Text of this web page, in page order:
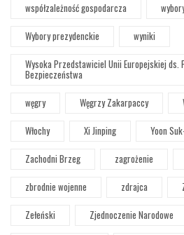
współzależność gospodarcza
Wybory prezydenckie
wyniki
Wysoka Przedstawiciel Unii Europejskiej
Bezpieczeństwa
węgry
Węgrzy Zakarpaccy
Włochy
Xi Jinping
Yoon
Zachodni Brzeg
zagrożenie
zbrodnie wojenne
zdrajca
Zełeński
Zjednoczenie Narodowe